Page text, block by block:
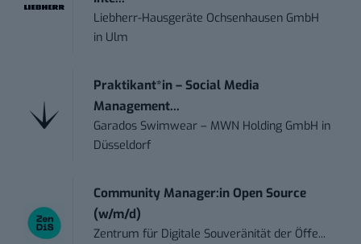
Liebherr-Hausgeräte Ochsenhausen GmbH
in Ulm
Praktikant*in – Social Media
Management...
Garados Swimwear – MWN Holding GmbH in
Düsseldorf
Community Manager:in Open Source
(w/m/d)
Zentrum für Digitale Souveränität der Öffe...